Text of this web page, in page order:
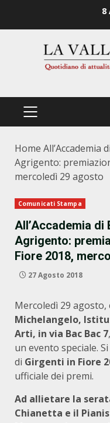
8
PRIMÄRES
Home All’Accademia
Agrigento:
mercoledì 29 agosto
Comunicati Stampa
All’Accademia di
Agrigento:
Fiore 2018,
27 Agosto 2018
Mercoledì 29 agosto,
Michelangelo,
Arti, in via Bac Bac 7
un evento speciale.
di Girgenti in Fiore
ufficiale dei premi.
Ad allietare la
Chianetta e il